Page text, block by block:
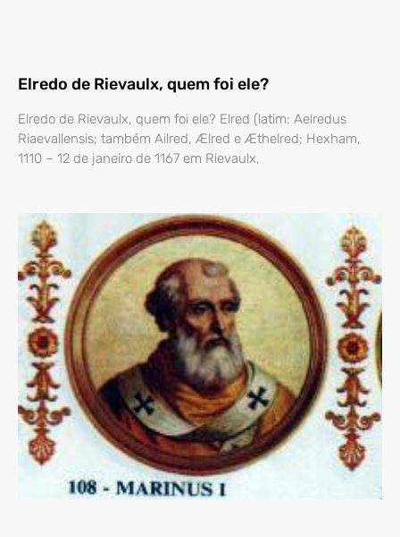
Elredo de Rievaulx, quem foi ele?
Elredo de Rievaulx, quem foi ele? Elred (latim: Aelredus
Riaevallensis; também Ailred, Ælred e Æthelred; Hexham,
1110 – 12 de janeiro de 1167 em Rievaulx,